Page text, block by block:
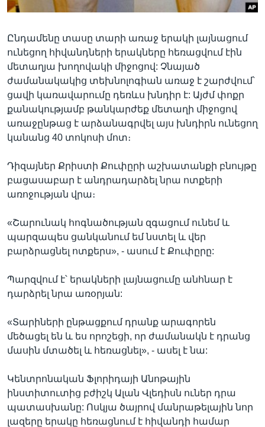
Լեզուներ
Ընդամենը տասը տարի առաջ երակի լայնացում
ունեցող հիվանդների երակները հեռացվում էին
մետաղյա խողովակի միջոցով: Չնայած
ժամանակակից տեխնոլոգիան առաջ է շարժվում՝
ցավի կառավարումը դեռևս խնդիր է: Այժմ փոքր
քանակությամբ թանկարժեք մետաղի միջոցով
առաջընթաց է արձանագրվել այս խնդիրն ունեցող
կանանց 40 տոկոսի մոտ։
Դիզայներ Քրիստի Քուփըրի աշխատանքի բնույթը
բացասաբար է անդրադարձել նրա ոտքերի
առոջության վրա։
«Շարունակ հոգնածության զգացում ունեմ և
պարզապես ցանկանում եմ նստել և վեր
բարձրացնել ոտքերս», - ասում է Քուփըրը:
Պարզվում է՝ երակների լայնացումը անհնար է
դարձրել նրա առօրյան:
«Տարիների ընթացքում դրանք արագորեն
մեծացել են և ես որոշեցի, որ ժամանակն է դրանց
մասին մտածել և հեռացնել», - ասել է նա:
Կենտրոնական Ֆլորիդայի Անոթային
ինստիտուտից բժիշկ Ալան Վլեդիսն ուներ դրա
պատասխանը: Ոսկյա ծայրով մանրաթելային նոր
լազերը երակը հեռացնում է հիվանդի համար